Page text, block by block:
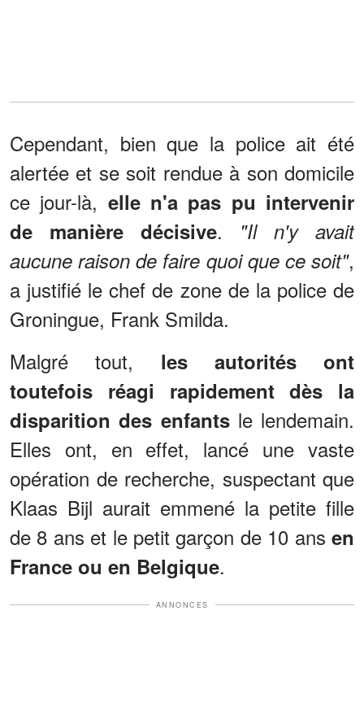
Cependant, bien que la police ait été
alertée et se soit rendue à son domicile
ce jour-là, elle n'a pas pu intervenir
de manière décisive.
"Il n'y avait
aucune raison de faire quoi que ce soit",
a justifié le chef de zone de la police de
Groningue, Frank Smilda.
Malgré tout, les autorités ont
toutefois réagi rapidement dès la
disparition des enfantsle lendemain.
Elles ont, en effet, lancé une vaste
opération de recherche, suspectant que
Klaas Bijl aurait emmené la petite fille
de 8 ans et le petit garçon de 10 ans en
France ou en Belgique.
ANNONCES